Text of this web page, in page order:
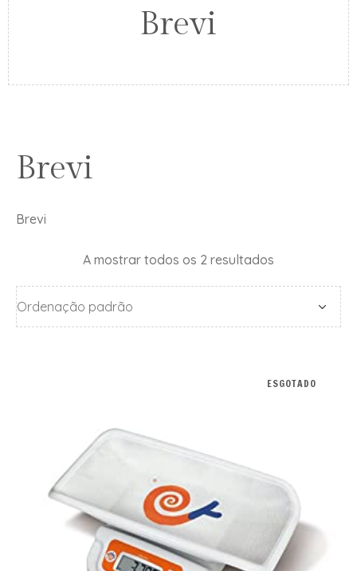
Brevi
Brevi
Brevi
A mostrar todos os 2 resultados
ESGOTADO